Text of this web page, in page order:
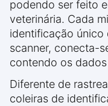
podendo ser feito
veterinária. Cada
identificação único
scanner, conecta-
contendo os
Diferente de
coleiras de